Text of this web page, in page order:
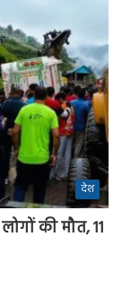
देश
की मौत, 11